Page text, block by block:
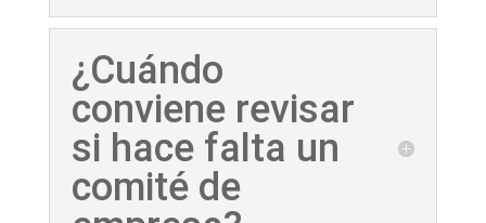
¿Cuándo
conviene revisar
si hace falta un
comité de